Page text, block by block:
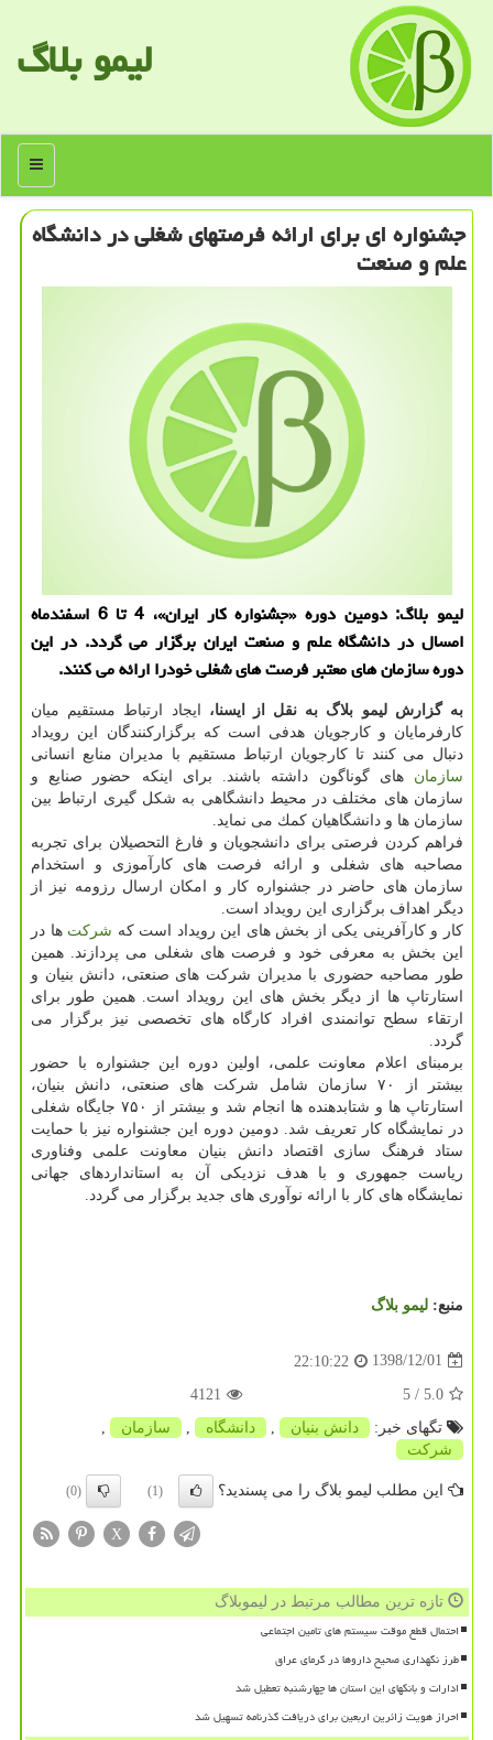
لیمو بلاگ
منو
جشنواره ای برای ارائه فرصتهای شغلی در دانشگاه
علم و صنعت
لیمو بلاگ: دومین دوره «جشنواره كار ایران»، 4 تا 6 اسفندماه
امسال در دانشگاه علم و صنعت ایران برگزار می گردد. در این
دوره سازمان های معتبر فرصت های شغلی خودرا ارائه می كنند.
به گزارش لیمو بلاگ به نقل از ایسنا،
ایجاد ارتباط مستقیم میان
كارفرمایان و كارجویان هدفی است كه برگزاركنندگان این رویداد
دنبال می كنند تا كارجویان ارتباط مستقیم با مدیران منابع انسانی
سازمان های گوناگون داشته باشند. برای اینكه حضور صنایع و
سازمان های مختلف در محیط دانشگاهی به شكل گیری ارتباط بین
سازمان ها و دانشگاهیان كمك می نماید.
فراهم كردن فرصتی برای دانشجویان و فارغ التحصیلان برای تجربه
مصاحبه های شغلی و ارائه فرصت های كارآموزی و استخدام
سازمان های حاضر در جشنواره كار و امكان ارسال رزومه نیز از
دیگر اهداف برگزاری این رویداد است.
كار و كارآفرینی یكی از بخش های این رویداد است كه شركت ها در
این بخش به معرفی خود و فرصت های شغلی می پردازند. همین
طور مصاحبه حضوری با مدیران شركت های صنعتی، دانش بنیان و
استارتاپ ها از دیگر بخش های این رویداد است. همین طور برای
ارتقاء سطح توانمندی افراد كارگاه های تخصصی نیز برگزار می
گردد.
برمبنای اعلام معاونت علمی، اولین دوره این جشنواره با حضور
بیشتر از ۷۰ سازمان شامل شركت های صنعتی، دانش بنیان،
استارتاپ ها و شتابدهنده ها انجام شد و بیشتر از ۷۵۰ جایگاه شغلی
در نمایشگاه كار تعریف شد. دومین دوره این جشنواره نیز با حمایت
ستاد فرهنگ سازی اقتصاد دانش بنیان معاونت علمی وفناوری
ریاست جمهوری و با هدف نزدیكی آن به استانداردهای جهانی
نمایشگاه های كار با ارائه نوآوری های جدید برگزار می گردد.
منبع: لیمو بلاگ
1398/12/01
22:10:22
5.0
/ 5
4121
تگهای خبر:
دانش بنیان دانشگاه سازمان
شركت
این مطلب لیمو بلاگ را می پسندید؟ (1)
(0)
X
تازه ترین مطالب مرتبط در لیموبلاگ
احتمال قطع موقت سیستم های تامین اجتماعی
طرز نگهداری صحیح داروها در گرمای عراق
ادارات و بانکهای این استان ها چهارشنبه تعطیل شد
احراز هویت زائرین اربعین برای دریافت گذرنامه تسهیل شد